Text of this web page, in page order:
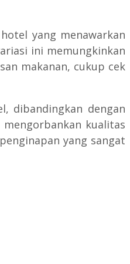
yang menawarkan
ini memungkinkan
makanan, cukup cek
dibandingkan dengan
kualitas
yang sangat